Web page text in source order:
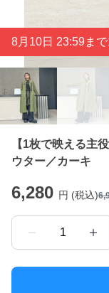
8月 10日 23:59ま
【1枚で映える主
ウター／カーキ
6,280 円 (税込)
1